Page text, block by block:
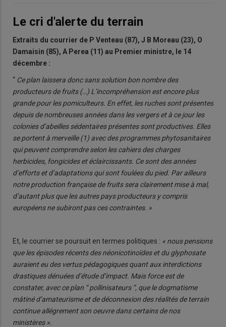
Le cri d'alerte du terrain
Extraits du courrier de P Venteau (87), J B Moreau (23), O
Damaisin (85), A Perea (11) au Premier ministre, le 14
décembre :
“ Ce plan laissera donc sans solution bon nombre des
producteurs de fruits (…) L’incompréhension est encore plus
grande pour les pomiculteurs. En effet, les ruches sont présentes
depuis de nombreuses années dans les vergers et à ce jour les
colonies d’abeilles sédentaires présentes sont productives. Elles
se portent à merveille (1) avec des programmes phytosanitaires
qui peuvent comprendre selon les cahiers des charges
herbicides, fongicides et éclaircissants. Ce sont des années
d’efforts et d’adaptations qui sont foulées du pied. Par ailleurs
notre production française de fruits sera clairement mise à mal,
d’autant plus que les autres pays producteurs y compris
européens ne subiront pas ces contraintes. »
Et, le courrier se poursuit en termes politiques : « nous pensions
que les épisodes récents des néonicotinoïdes et du glyphosate
auraient eu des vertus pédagogiques quant aux interdictions
drastiques dénuées d’étude d’impact. Mais force est de
constater, avec ce plan “ pollinisateurs ”, que le dogmatisme
mâtiné d’amateurisme et de déconnexion des réalités de terrain
continue allégrement son oeuvre dans certains de nos
ministères ».